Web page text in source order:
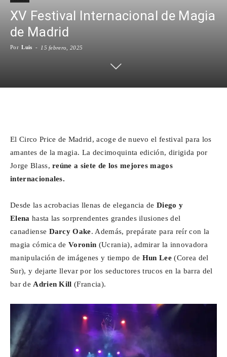
Para
Cinéfilos
XV Festival Internacional de Magia
de Madrid
Por Luis - 15 febrero, 2025
El Circo Price de Madrid, acoge de nuevo el festival para los
amantes de la magia. La decimoquinta edición, dirigida por
Jorge Blass,reúne a siete de los mejores magos
internacionales.
Desde las acrobacias llenas de elegancia deDiego y
Elena hasta las sorprendentes grandes ilusiones del
canadiense Darcy Oake. Además, prepárate para reír con la
magia cómica deVoronin (Ucrania), admirar la innovadora
manipulación de imágenes y tiempo de Hun Lee (Corea del
Sur), y dejarte llevar por los seductores trucos en la barra del
bar de Adrien Kill (Francia).